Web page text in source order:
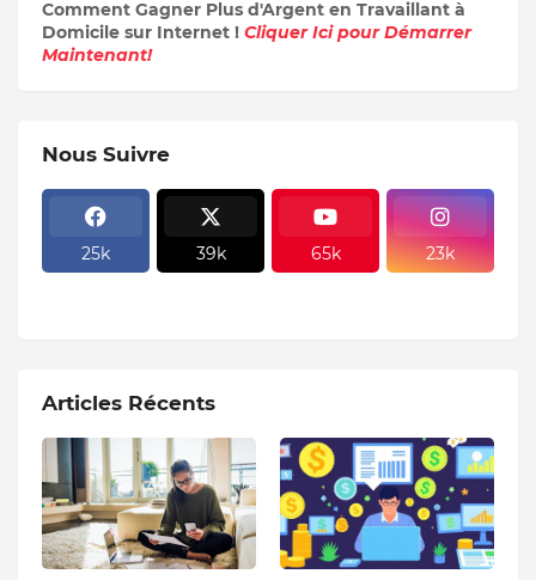
Comment Gagner Plus d'Argent en Travaillant à
Domicile sur Internet ! Cliquer Ici pour Démarrer
Maintenant!
Nous Suivre
25k 39k 65k 23k
Articles Récents